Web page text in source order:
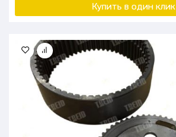
Купить в один клик